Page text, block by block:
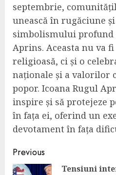
septembrie,
unească în rugăciune
simbolismului profund
Aprins. Aceasta nu va
religioasă, ci și o
naționale și a valorilor
popor. Icoana Rugul
inspire și să protejeze
în fața ei, oferind un
devotament în fața
Continue
Reading
Previous
Tensiuni